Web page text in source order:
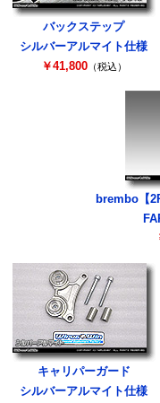
バックステップ
シルバーアルマイト仕様
￥41,800（税込）
brembo【
キャリパーガード
シルバーアルマイト仕様